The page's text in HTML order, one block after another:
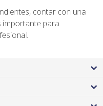
contar con una
importante para